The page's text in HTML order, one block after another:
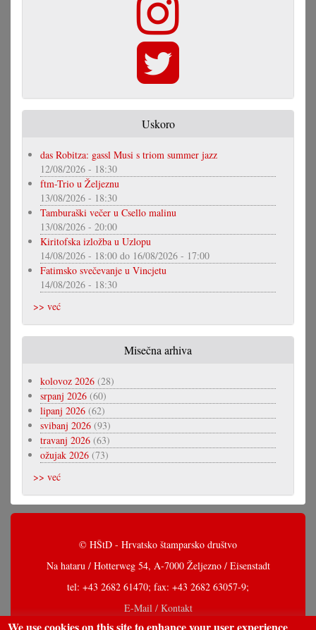
Uskoro
das Robitza: gassl Musi s triom summer jazz
12/08/2026 - 18:30
ftm-Trio u Željeznu
13/08/2026 - 18:30
Tamburaški večer u Csello malinu
13/08/2026 - 20:00
Kiritofska izložba u Uzlopu
14/08/2026 - 18:00 do 16/08/2026 - 17:00
Fatimsko svečevanje u Vincjetu
14/08/2026 - 18:30
>> već
Misečna arhiva
kolovoz 2026 (28)
srpanj 2026 (60)
lipanj 2026 (62)
svibanj 2026 (93)
travanj 2026 (63)
ožujak 2026 (73)
>> već
© HŠtD - Hrvatsko štamparsko društvo
Na hataru / Hotterweg 54, A-7000 Željezno / Eisenstadt
tel: +43 2682 61470; fax: +43 2682 63057-9;
E-Mail / Kontakt